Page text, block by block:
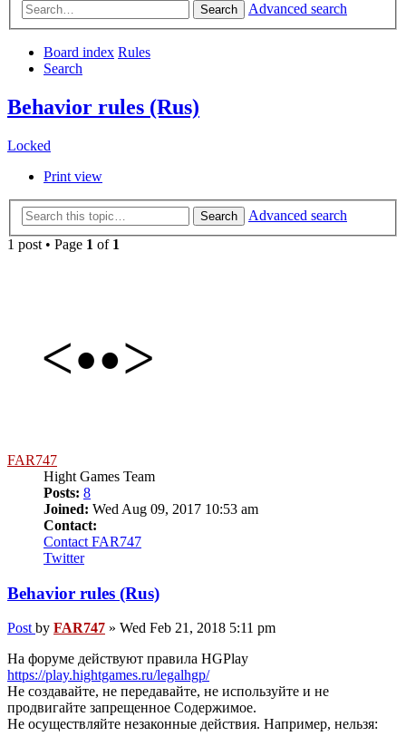
Search Advanced search
Board index Rules
Search
Behavior rules (Rus)
Locked
Print view
Search
Advanced search
1 post • Page 1 of 1
FAR747
Hight Games Team
Posts: 8
Joined: Wed Aug 09, 2017 10:53 am
Contact:
Contact FAR747
Twitter
Behavior rules (Rus)
Post by FAR747 » Wed Feb 21, 2018 5:11 pm
На форуме действуют правила HGPlay
https://play.hightgames.ru/legalhgp/
Не создавайте, не передавайте, не используйте и не
продвигайте запрещенное Содержимое.
Не осуществляйте незаконные действия. Например, нельзя: